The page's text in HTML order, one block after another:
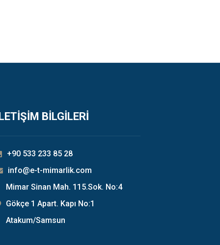
BİLGİLERİ
+90 533 233 85 28
info@e-t-mimarlik.com
Mimar Sinan Mah. 115.Sok. No:4
Gökçe 1 Apart. Kapı No:1
Atakum/Samsun